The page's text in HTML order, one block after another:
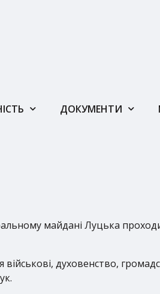
ДОКУМЕНТИ
майдані Луцька
духовенство,